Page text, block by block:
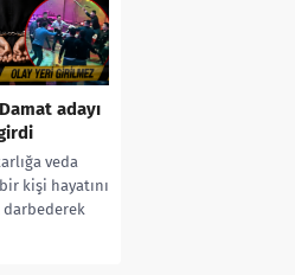
adayı
veda
kişi hayatını